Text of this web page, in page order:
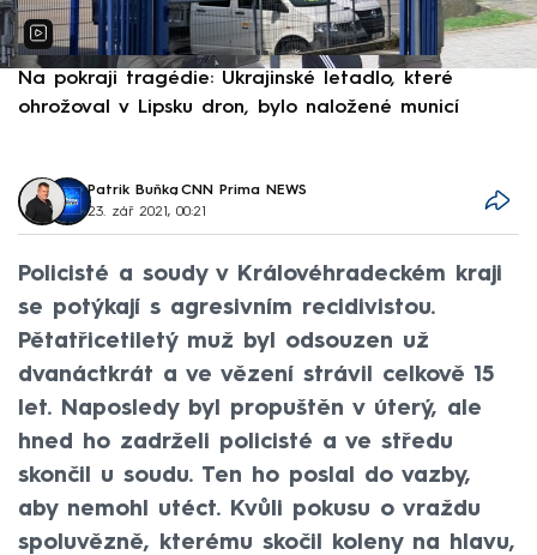
Na pokraji tragédie: Ukrajinské letadlo, které
ohrožoval v Lipsku dron, bylo naložené municí
Patrik Buňka, CNN Prima NEWS
23. zář 2021, 00:21
Policisté a soudy v Královéhradeckém kraji
se potýkají s agresivním recidivistou.
Pětatřicetiletý muž byl odsouzen už
dvanáctkrát a ve vězení strávil celkově 15
let. Naposledy byl propuštěn v úterý, ale
hned ho zadrželi policisté a ve středu
skončil u soudu. Ten ho poslal do vazby,
aby nemohl utéct. Kvůli pokusu o vraždu
spoluvězně, kterému skočil koleny na hlavu,